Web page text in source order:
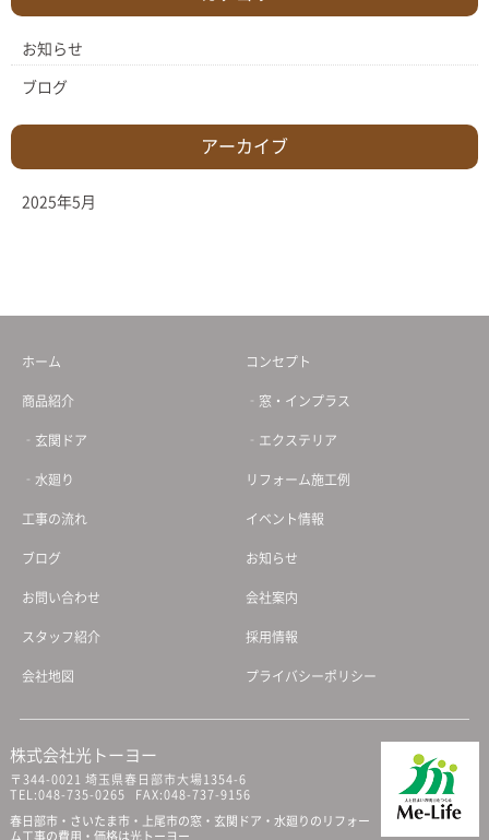
お知らせ
ブログ
アーカイブ
2025年5月
ホーム コンセプト
商品紹介 ‐窓・インプラス
‐玄関ドア ‐エクステリア
‐水廻り リフォーム施工例
工事の流れ イベント情報
ブログ お知らせ
お問い合わせ 会社案内
スタッフ紹介 採用情報
会社地図 プライバシーポリシー
株式会社光トーヨー
〒344-0021 埼玉県春日部市大場1354-6
TEL:048-735-0265 FAX:048-737-9156
春日部市・さいたま市・上尾市の窓・玄関ドア・水廻りのリフォー
ム工事の費用・価格は光トーヨー